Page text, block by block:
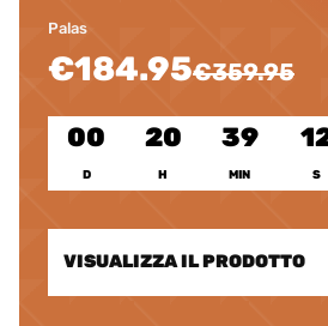
Palas
€184.95€359.95
00
D
20
H
39
MIN S
VISUALIZZA IL PRODOTTO